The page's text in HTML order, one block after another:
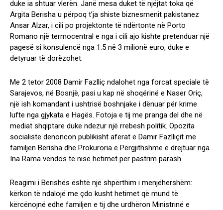
duke ia shtuar vlerën. Janë mesa duket të njëjtat toka që
Argita Berisha u përpoq t’ja shiste biznesmenit pakistanez
Ansar Alzar, i cili po projektonte të ndërtonte në Porto
Romano një termocentral e nga i cili ajo kishte pretenduar një
pagesë si konsulencë nga 1.5 në 3 milionë euro, duke e
detyruar të dorëzohet.
Me 2 tetor 2008 Damir Fazlliç ndalohet nga forcat speciale të
Sarajevos, në Bosnjë, pasi u kap në shoqërinë e Naser Oriç,
një ish komandant i ushtrisë boshnjake i dënuar për krime
lufte nga gjykata e Hagës. Fotoja e tij me pranga del dhe në
mediat shqiptare duke ndezur një rrebesh politik. Opozita
socialiste denoncon publikisht aferat e Damir Fazlliçit me
familjen Berisha dhe Prokuroria e Përgjithshme e drejtuar nga
Ina Rama vendos të nisë hetimet për pastrim parash.
Reagimi i Berishës është një shpërthim i menjëhershëm:
kërkon të ndalojë me çdo kusht hetimet që mund të
kërcënojnë edhe familjen e tij dhe urdhëron Ministrinë e